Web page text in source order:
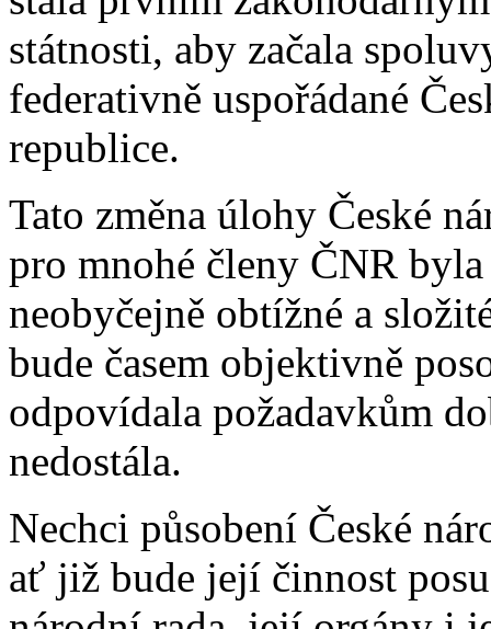
státnosti, aby začala
federativně uspořádané
republice.
Tato změna úlohy České
pro mnohé členy ČNR
neobyčejně obtížné a
bude časem objektivně
odpovídala požadavkům
nedostála.
Nechci působení České
ať již bude její činnost